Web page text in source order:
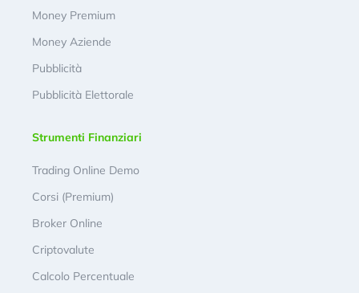
Money Premium
Money Aziende
Pubblicità
Pubblicità Elettorale
Strumenti Finanziari
Trading Online Demo
Corsi (Premium)
Broker Online
Criptovalute
Calcolo Percentuale